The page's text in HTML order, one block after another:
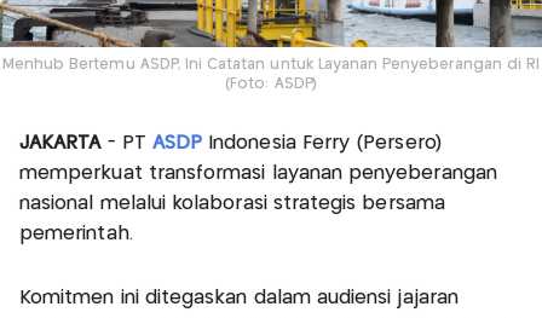
Menhub Bertemu ASDP, Ini Catatan untuk Layanan Penyeberangan di RI
(Foto: ASDP)
JAKARTA- PT ASDP Indonesia Ferry (Persero)
memperkuat transformasi layanan penyeberangan
nasional melalui kolaborasi strategis bersama
pemerintah.
Komitmen ini ditegaskan dalam audiensi jajaran